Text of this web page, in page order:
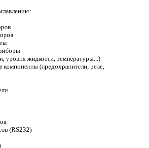
уровня жидкости, температуры...)
компоненты (предохранители, реле,
(RS232)